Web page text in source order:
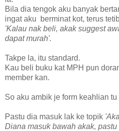
Bila dia tengok aku banyak
ingat aku berminat kot, terus
'Kalau nak beli, akak suggest
dapat murah'.
Takpe la, itu standard.
Kau beli buku kat MPH pun
member kan.
So aku ambik je form keahlian
Pastu dia masuk lak ke topik
Diana masuk bawah akak,